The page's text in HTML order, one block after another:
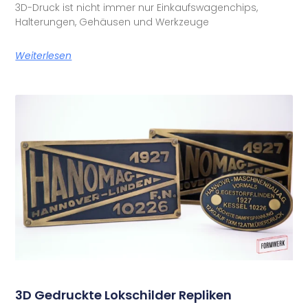
3D-Druck ist nicht immer nur Einkaufswagenchips,
Halterungen, Gehäusen und Werkzeuge
Weiterlesen
3D Gedruckte Lokschilder Repliken